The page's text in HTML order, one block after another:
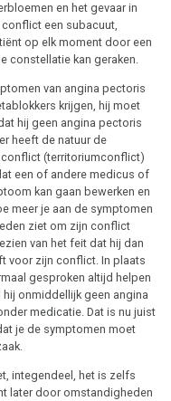
en het gevaar in
een subacuut,
op elk moment door een
constellatie kan geraken.
van angina pectoris
krijgen, hij moet
hij geen angina pectoris
heeft de natuur de
(territoriumconflict)
een of andere medicus of
kan gaan bewerken en
meer je aan de symptomen
ziet om zijn conflict
van het feit dat hij dan
voor zijn conflict. In plaats
gesproken altijd helpen
onmiddellijk geen angina
medicatie. Dat is nu juist
je de symptomen moet
integendeel, het is zelfs
later door omstandigheden